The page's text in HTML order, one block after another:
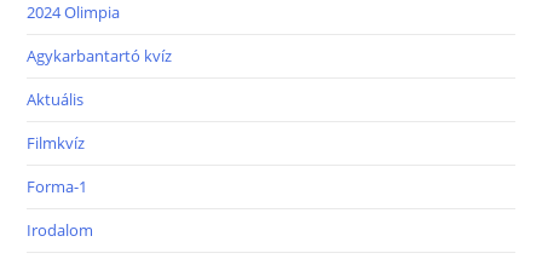
2024 Olimpia
Agykarbantartó kvíz
Aktuális
Filmkvíz
Forma-1
Irodalom